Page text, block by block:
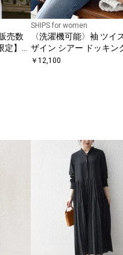
売数
】
ゴ ポ
SHIPS for women
〈洗濯機可能〉袖 ツイ
ザイン シアー ドッキン
￥ 12,100